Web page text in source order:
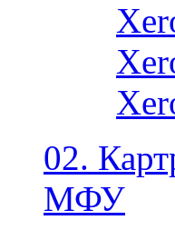
02.
МФУ